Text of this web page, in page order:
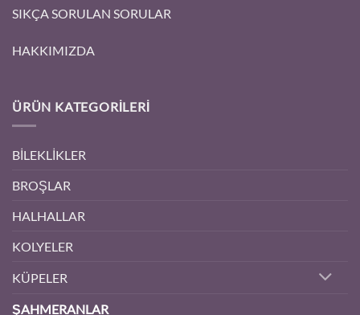
SIKÇA SORULAN SORULAR
HAKKIMIZDA
ÜRÜN KATEGORILERI
BİLEKLİKLER
BROŞLAR
HALHALLAR
KOLYELER
KÜPELER
ŞAHMERANLAR